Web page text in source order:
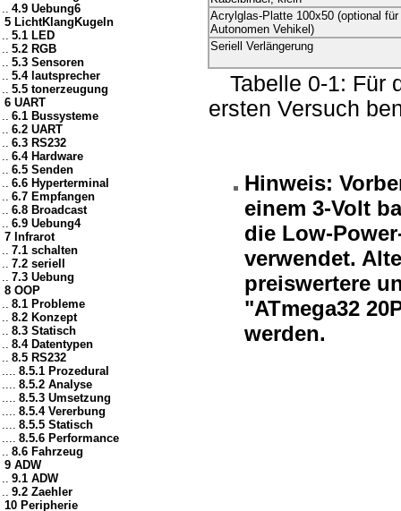
.. 4.9 Uebung6
5 LichtKlangKugeln
.. 5.1 LED
.. 5.2 RGB
.. 5.3 Sensoren
.. 5.4 lautsprecher
.. 5.5 tonerzeugung
6 UART
.. 6.1 Bussysteme
.. 6.2 UART
.. 6.3 RS232
.. 6.4 Hardware
.. 6.5 Senden
.. 6.6 Hyperterminal
.. 6.7 Empfangen
.. 6.8 Broadcast
.. 6.9 Uebung4
7 Infrarot
.. 7.1 schalten
.. 7.2 seriell
.. 7.3 Uebung
8 OOP
.. 8.1 Probleme
.. 8.2 Konzept
.. 8.3 Statisch
.. 8.4 Datentypen
.. 8.5 RS232
.... 8.5.1 Prozedural
.... 8.5.2 Analyse
.... 8.5.3 Umsetzung
.... 8.5.4 Vererbung
.... 8.5.5 Statisch
.... 8.5.6 Performance
.. 8.6 Fahrzeug
9 ADW
.. 9.1 ADW
.. 9.2 Zaehler
10 Peripherie
Acrylglas-Platte 100x50 (optional
Autonomen Vehikel)
Seriell Verlängerung
Tabelle 0-1: Für
ersten Versuch
Hinweis:
einem 3-Volt
die Low-
verwendet.
preiswertere
"ATmega32
werden.